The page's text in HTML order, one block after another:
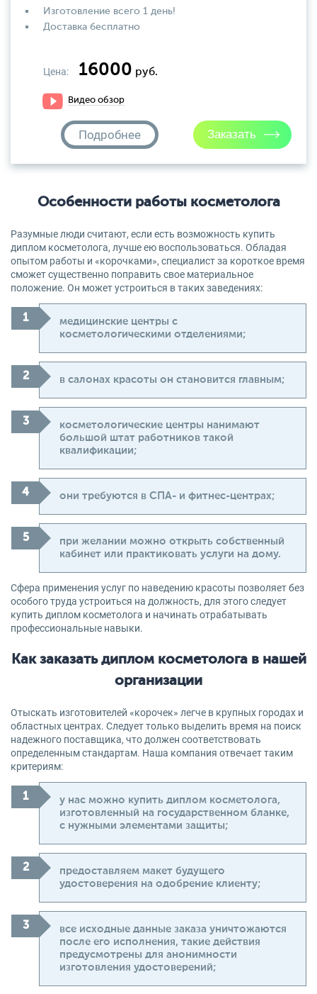
Изготовление всего 1 день!
Доставка бесплатно
Цена: 16000 руб.
Видео обзор
Подробнее
Особенности работы косметолога
Разумные люди считают, если есть возможность купить
диплом косметолога, лучше ею воспользоваться. Обладая
опытом работы и «корочками», специалист за короткое время
сможет существенно поправить свое материальное
положение. Он может устроиться в таких заведениях:
медицинские центры с
косметологическими отделениями;
в салонах красоты он становится главным;
косметологические центры нанимают
большой штат работников такой
квалификации;
они требуются в СПА- и фитнес-центрах;
при желании можно открыть собственный
кабинет или практиковать услуги на дому.
Сфера применения услуг по наведению красоты позволяет без
особого труда устроиться на должность, для этого следует
купить диплом косметолога и начинать отрабатывать
профессиональные навыки.
Как заказать диплом косметолога в нашей
организации
Отыскать изготовителей «корочек» легче в крупных городах и
областных центрах. Следует только выделить время на поиск
надежного поставщика, что должен соответствовать
определенным стандартам. Наша компания отвечает таким
критериям:
у нас можно купить диплом косметолога,
изготовленный на государственном бланке,
с нужными элементами защиты;
предоставляем макет будущего
удостоверения на одобрение клиенту;
все исходные данные заказа уничтожаются
после его исполнения, такие действия
предусмотрены для анонимности
изготовления удостоверений;